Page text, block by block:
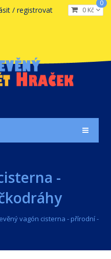
0 Kč
0
/ registrovat
-
vagón cisterna - přírodní -